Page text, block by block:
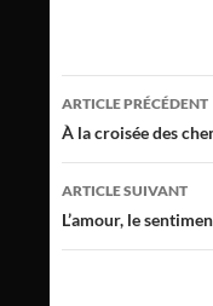
Navigation
des
articles
ARTICLE PRÉCÉDENT
À la croisée des
ARTICLE SUIVANT
L’amour, le